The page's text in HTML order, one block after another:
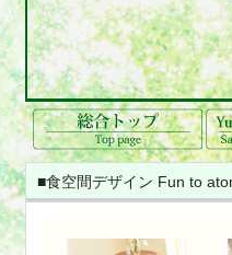
■食空間デザイン Fun to